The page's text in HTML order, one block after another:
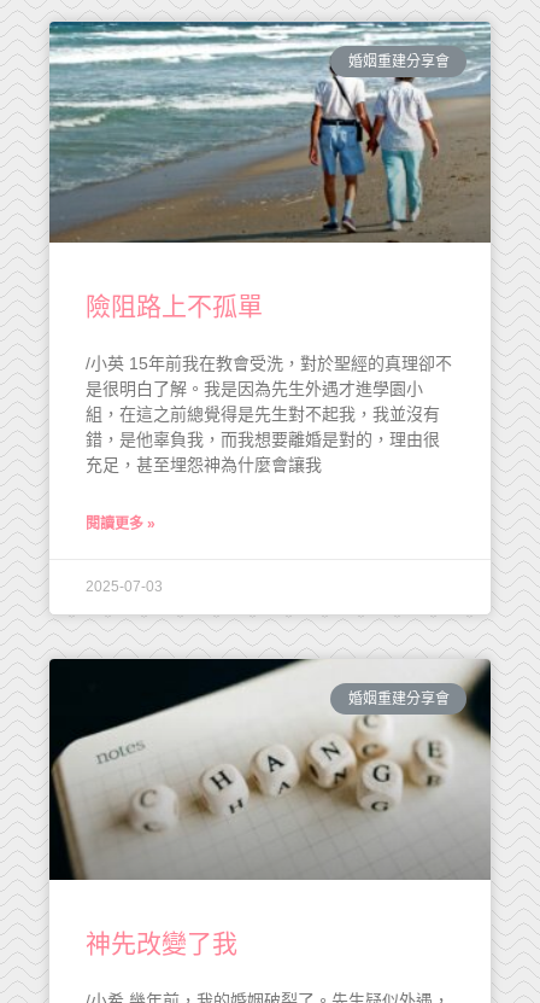
婚姻重建分享會
險阻路上不孤單
/小英 15年前我在教會受洗，對於聖經的真理卻不
是很明白了解。我是因為先生外遇才進學園小
組，在這之前總覺得是先生對不起我，我並沒有
錯，是他辜負我，而我想要離婚是對的，理由很
充足，甚至埋怨神為什麼會讓我
閱讀更多 »
2025-07-03
婚姻重建分享會
神先改變了我